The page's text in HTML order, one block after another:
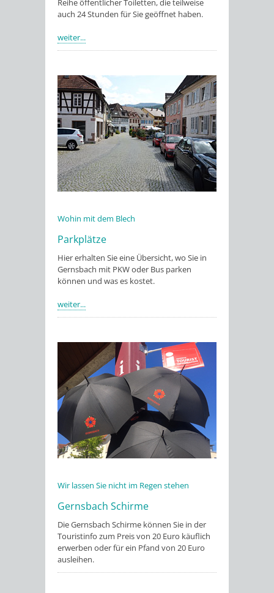
Reihe öffentlicher Toiletten, die teilweise
auch 24 Stunden für Sie geöffnet haben.
weiter...
Wohin mit dem Blech
Parkplätze
Hier erhalten Sie eine Übersicht, wo Sie in
Gernsbach mit PKW oder Bus parken
können und was es kostet.
weiter...
Wir lassen Sie nicht im Regen stehen
Gernsbach Schirme
Die Gernsbach Schirme können Sie in der
Touristinfo zum Preis von 20 Euro käuflich
erwerben oder für ein Pfand von 20 Euro
ausleihen.